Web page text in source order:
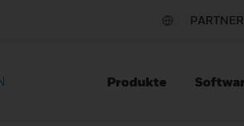
PARTNER
Produkte